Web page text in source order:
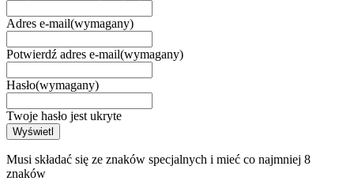
Adres e-mail(wymagany)
Potwierdź adres e-mail(wymagany)
Hasło(wymagany)
Twoje hasło jest ukryte
Wyświetl
Musi składać się ze znaków specjalnych i mieć co najmniej 8
znaków